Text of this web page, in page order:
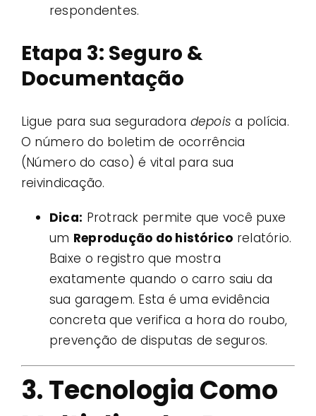
respondentes.
Etapa 3: Seguro &
Documentação
Ligue para sua seguradora depois a polícia.
O número do boletim de ocorrência
(Número do caso) é vital para sua
reivindicação.
Dica: Protrack permite que você puxe
um Reprodução do histórico relatório.
Baixe o registro que mostra
exatamente quando o carro saiu da
sua garagem. Esta é uma evidência
concreta que verifica a hora do roubo,
prevenção de disputas de seguros.
3. Tecnologia Como